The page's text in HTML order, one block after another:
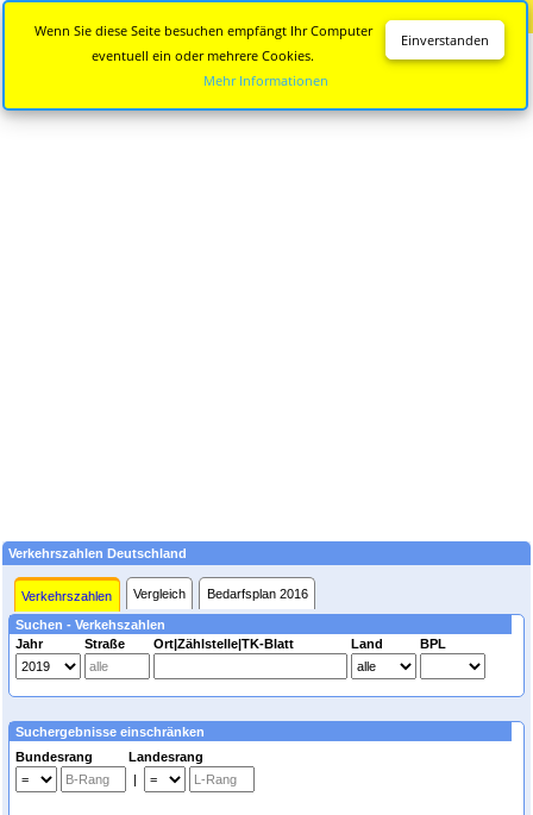
Verkehrszahlen Deutschland
Verkehrszahlen Vergleich Bedarfsplan 2016
Suchen - Verkehszahlen
Jahr
Straße Ort|Zählstelle|TK-Blatt Land BPL
Suchergebnisse einschränken
Bundesrang Landesrang
|
Einverstanden
Wenn Sie diese Seite besuchen empfängt Ihr Computer
eventuell ein oder mehrere Cookies.
Mehr Informationen